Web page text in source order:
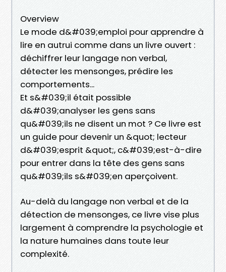
Overview
Le mode d&#039;emploi pour apprendre à
lire en autrui comme dans un livre ouvert :
déchiffrer leur langage non verbal,
détecter les mensonges, prédire les
comportements...
Et s&#039;il était possible
d&#039;analyser les gens sans
qu&#039;ils ne disent un mot ? Ce livre est
un guide pour devenir un &quot; lecteur
d&#039;esprit &quot;, c&#039;est-à-dire
pour entrer dans la tête des gens sans
qu&#039;ils s&#039;en aperçoivent.
Au-delà du langage non verbal et de la
détection de mensonges, ce livre vise plus
largement à comprendre la psychologie et
la nature humaines dans toute leur
complexité.